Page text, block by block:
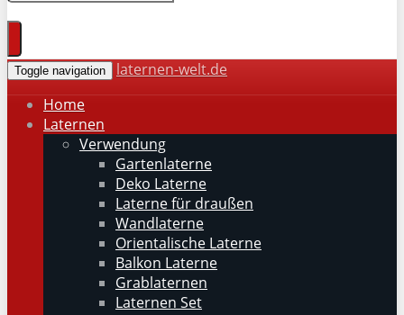
Toggle navigation
laternen-welt.de
Home
Laternen
Verwendung
Gartenlaterne
Deko Laterne
Laterne für draußen
Wandlaterne
Orientalische Laterne
Balkon Laterne
Grablaternen
Laternen Set